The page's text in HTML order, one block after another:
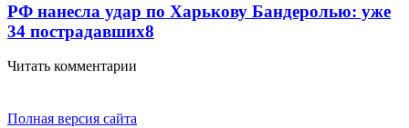
РФ нанесла удар по Харькову Бандеролью: уже
34 пострадавших8
Читать комментарии
Полная версия сайта